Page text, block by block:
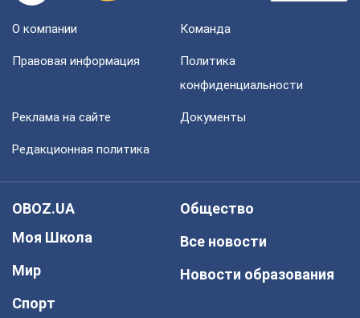
О компании Команда
Правовая информация
Политика
конфиденциальности
Реклама на сайте Документы
Редакционная политика
OBOZ.UA
Моя Школа
Мир
Спорт
Общество
Все новости
Новости образования